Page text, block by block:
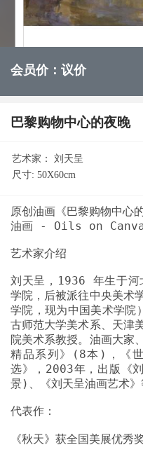
会员价：议价
巴黎购物中心的夜晚
艺术家：
刘天呈
尺寸: 50X60cm
原创油画《巴黎购物中
刘天呈，1936 年生于
学院，后被派往中央美术
学院，现为中国美术学
古师范大学美术系、天津
院美术系教授。油画大家
精品系列》(8本)，《
选》，2003年，出版《
《秋天》获全国美展优秀